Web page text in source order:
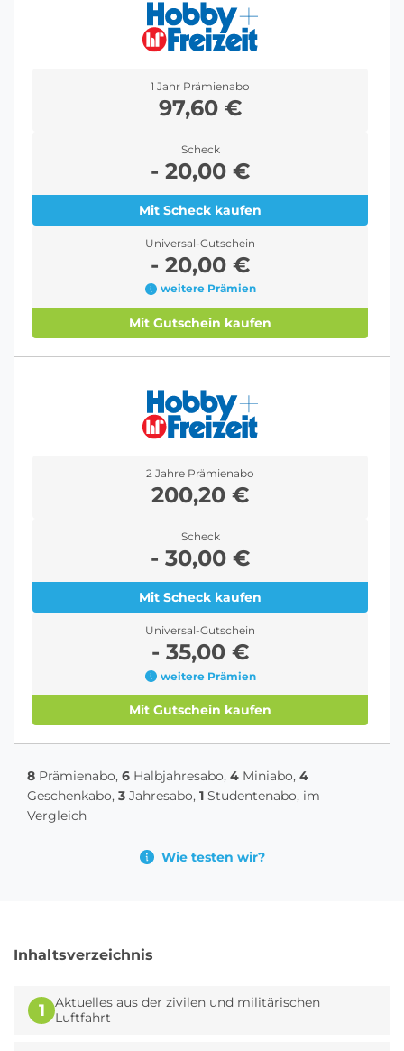
1 Jahr Prämienabo
97,60 €
Scheck
- 20,00 €
Mit Scheck kaufen
Universal-Gutschein
- 20,00 €
weitere Prämien
Mit Gutschein kaufen
2 Jahre Prämienabo
200,20 €
Scheck
- 30,00 €
Mit Scheck kaufen
Universal-Gutschein
- 35,00 €
weitere Prämien
Mit Gutschein kaufen
8 Prämienabo, 6 Halbjahresabo, 4 Miniabo, 4
Geschenkabo, 3 Jahresabo, 1 Studentenabo, im
Vergleich
Wie testen wir?
Inhaltsverzeichnis
1
Aktuelles aus der zivilen und militärischen
Luftfahrt